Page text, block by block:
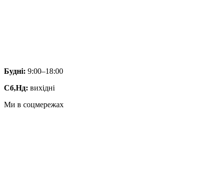
Будні: 9:00–18:00
Сб,Нд: вихідні
Ми в соцмережах